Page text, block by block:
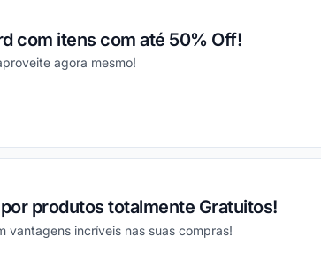
com itens com até 50% Off!
agora mesmo!
produtos totalmente Gratuitos!
vantagens incríveis nas suas compras!